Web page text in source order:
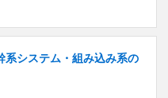
系システム・組み込み系の